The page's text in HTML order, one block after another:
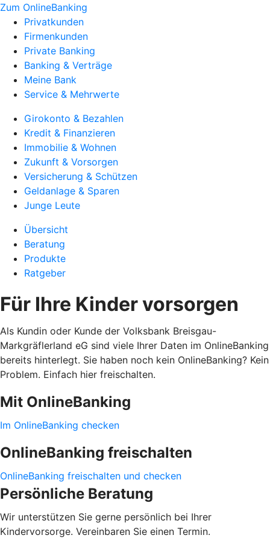
Zum OnlineBanking
Privatkunden
Firmenkunden
Private Banking
Banking & Verträge
Meine Bank
Service & Mehrwerte
Girokonto & Bezahlen
Kredit & Finanzieren
Immobilie & Wohnen
Zukunft & Vorsorgen
Versicherung & Schützen
Geldanlage & Sparen
Junge Leute
Übersicht
Beratung
Produkte
Ratgeber
Für Ihre Kinder vorsorgen
Als Kundin oder Kunde der Volksbank Breisgau-
Markgräflerland eG sind viele Ihrer Daten im OnlineBanking
bereits hinterlegt. Sie haben noch kein OnlineBanking? Kein
Problem. Einfach hier freischalten.
Mit OnlineBanking
Im OnlineBanking checken
OnlineBanking freischalten
OnlineBanking freischalten und checken
Persönliche Beratung
Wir unterstützen Sie gerne persönlich bei Ihrer
Kindervorsorge. Vereinbaren Sie einen Termin.